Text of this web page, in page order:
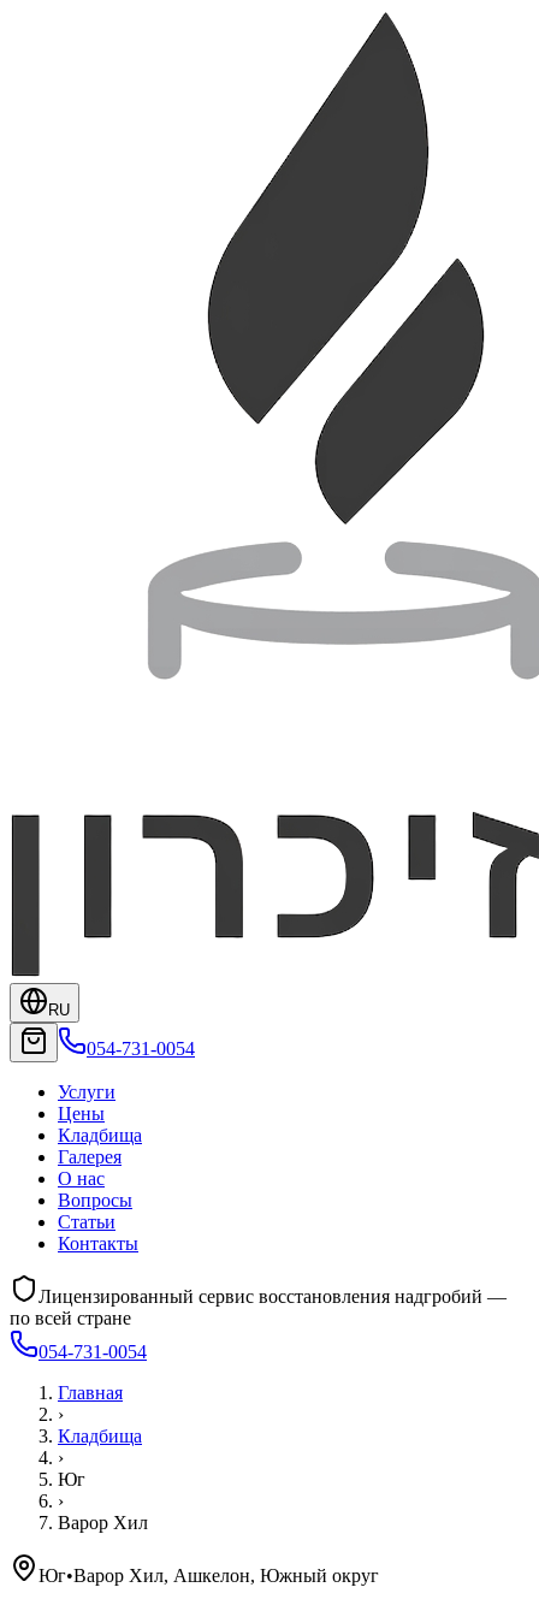
RU
054-731-0054
Услуги
Цены
Кладбища
Галерея
О нас
Вопросы
Статьи
Контакты
Лицензированный сервис восстановления надгробий —
по всей стране
054-731-0054
Главная
›
Кладбища
›
Юг
›
Варор Хил
Юг•Варор Хил, Ашкелон, Южный округ